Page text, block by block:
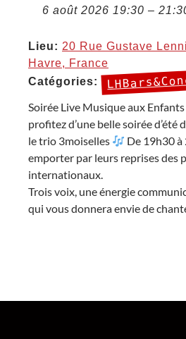
6 août 2026 19:30 –
Lieu: 20 Rue Gustave
Havre, France
Catégories:
Soirée Live Musique aux
profitez d’une belle soirée d’été
le trio 3moiselles
De 19h30 à
emporter par leurs reprises des
internationaux.
Trois voix, une énergie
qui vous donnera envie de